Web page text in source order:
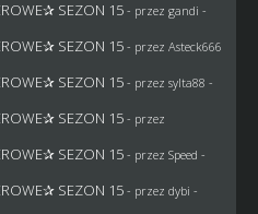
SEZON 15 - przez gandi -
SEZON 15 - przez Asteck666
SEZON 15 - przez sylta88 -
SEZON 15 - przez
SEZON 15 - przez Speed -
SEZON 15 - przez dybi -